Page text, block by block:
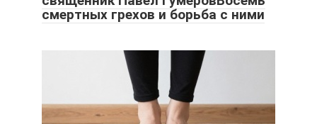
смертных грехов и борьба с ними